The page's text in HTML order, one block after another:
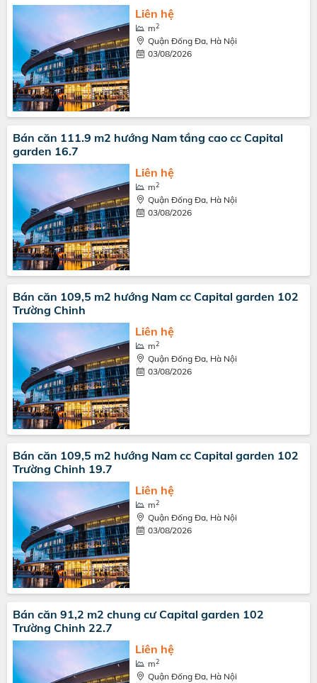
Liên hệ
m2
Quận Đống Đa, Hà Nội
03/08/2026
Bán căn 111.9 m2 hướng Nam tầng cao cc Capital
garden 16.7
Liên hệ
m2
Quận Đống Đa, Hà Nội
03/08/2026
Bán căn 109,5 m2 hướng Nam cc Capital garden 102
Trường Chinh
Liên hệ
m2
Quận Đống Đa, Hà Nội
03/08/2026
Bán căn 109,5 m2 hướng Nam cc Capital garden 102
Trường Chinh 19.7
Liên hệ
m2
Quận Đống Đa, Hà Nội
03/08/2026
Bán căn 91,2 m2 chung cư Capital garden 102
Trường Chinh 22.7
Liên hệ
m2
Quận Đống Đa, Hà Nội